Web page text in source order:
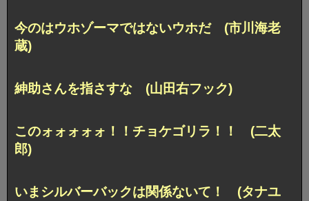
今のはウホゾーマではないウホだ (市川海老
蔵)
紳助さんを指さすな (山田右フック)
このォォォォォ！！チョケゴリラ！！ (二太
郎)
いまシルバーバックは関係ないて！ (タナユ